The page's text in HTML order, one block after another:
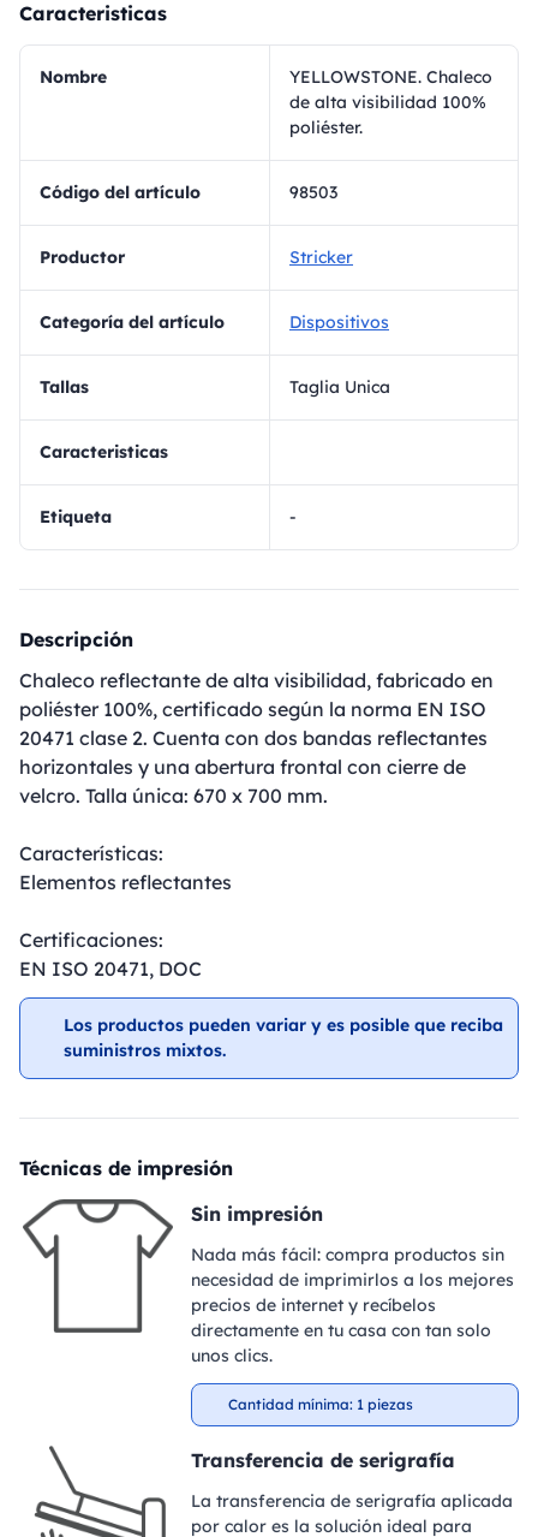
Caracteristicas
Nombre
YELLOWSTONE. Chaleco
de alta visibilidad 100%
poliéster.
Código del artículo 98503
Productor Stricker
Categoría del artículo Dispositivos
Tallas Taglia Unica
Caracteristicas
Etiqueta -
Descripción
Chaleco reflectante de alta visibilidad, fabricado en
poliéster 100%, certificado según la norma EN ISO
20471 clase 2. Cuenta con dos bandas reflectantes
horizontales y una abertura frontal con cierre de
velcro. Talla única: 670 x 700 mm.
Características:
Elementos reflectantes
Certificaciones:
EN ISO 20471, DOC
Los productos pueden variar y es posible que reciba
suministros mixtos.
Técnicas de impresión
Sin impresión
Nada más fácil: compra productos sin
necesidad de imprimirlos a los mejores
precios de internet y recíbelos
directamente en tu casa con tan solo
unos clics.
Cantidad mínima: 1 piezas
Transferencia de serigrafía
La transferencia de serigrafía aplicada
por calor es la solución ideal para